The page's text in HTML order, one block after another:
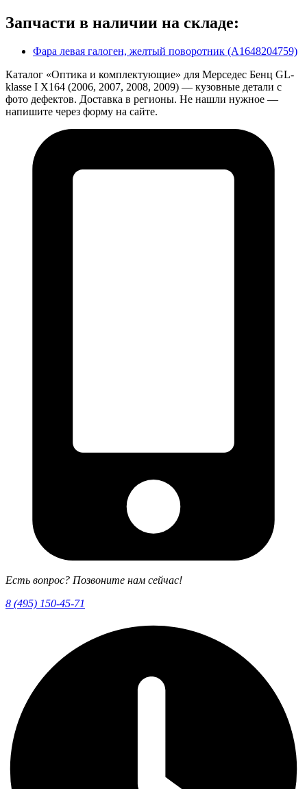
Запчасти в наличии на складе:
Фара левая галоген, желтый поворотник (A1648204759)
Каталог «Оптика и комплектующие» для Мерседес Бенц GL-
klasse I X164 (2006, 2007, 2008, 2009) — кузовные детали с
фото дефектов. Доставка в регионы. Не нашли нужное —
напишите через форму на сайте.
Есть вопрос? Позвоните нам сейчас!
8 (495) 150-45-71